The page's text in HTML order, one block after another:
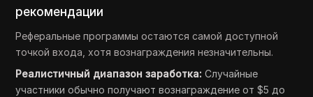
рекомендации
Реферальные программы остаются самой доступной
точкой входа, хотя вознаграждения незначительны.
Реалистичный диапазон заработка: Случайные
участники обычно получают вознаграждение от $5 до